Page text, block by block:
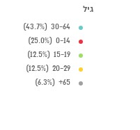
גיל
30-64 (43.7%)
0-14 (25.0%)
15-19 (12.5%)
20-29 (12.5%)
65+ (6.3%)